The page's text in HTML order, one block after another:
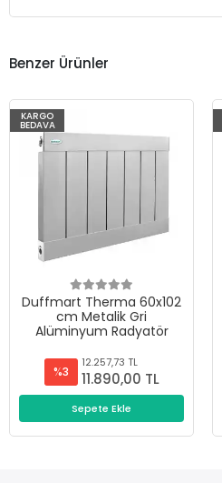
Benzer Ürünler
KARGO
BEDAVA
Duffmart Therma 60x102
cm Metalik Gri
Alüminyum Radyatör
%3
12.257,73 TL
11.890,00 TL
Sepete Ekle